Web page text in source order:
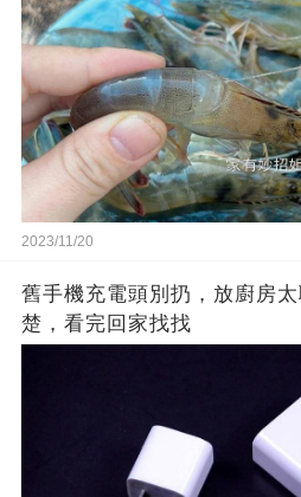
2023/11/20
舊手機充電頭別扔，放廚房
楚，看完回家找找